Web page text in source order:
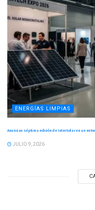
ENERGÍAS LIMPIAS
Anuncian séptima edición de InterSolar en un
JULIO 9, 2026